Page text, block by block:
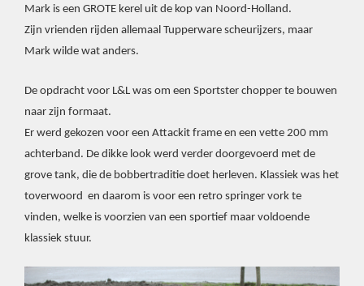
Mark is een GROTE kerel uit de kop van Noord-Holland.
Zijn vrienden rijden allemaal Tupperware scheurijzers, maar
Mark wilde wat anders.
De opdracht voor L&L was om een Sportster chopper te bouwen
naar zijn formaat.
Er werd gekozen voor een Attackit frame en een vette 200 mm
achterband. De dikke look werd verder doorgevoerd met de
grove tank, die de bobbertraditie doet herleven. Klassiek was het
toverwoord en daarom is voor een retro springer vork te
vinden, welke is voorzien van een sportief maar voldoende
klassiek stuur.